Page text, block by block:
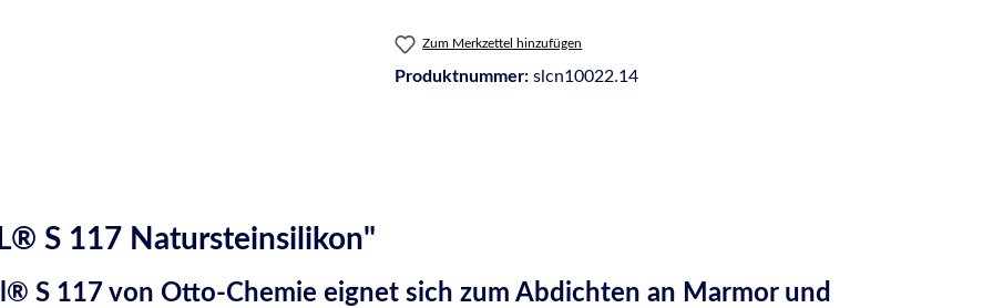
Zum Merkzettel hinzufügen
Produktnummer: slcn10022.14
S 117 Natursteinsilikon"
S 117 von Otto-Chemie eignet sich zum Abdichten an Marmor und